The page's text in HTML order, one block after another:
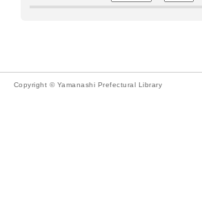
Copyright © Yamanashi Prefectural Library